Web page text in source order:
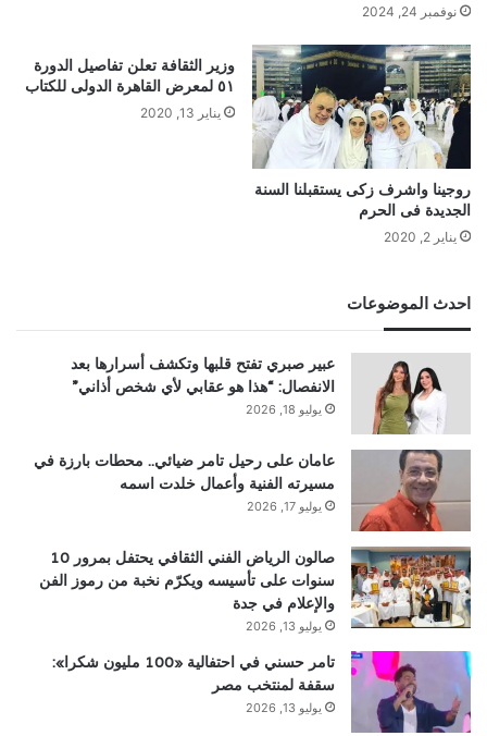
نوفمبر 24, 2024
روجينا واشرف زكى يستقبلنا السنة
الجديدة فى الحرم
يناير 2, 2020
وزير الثقافة تعلن تفاصيل الدورة
٥١ لمعرض القاهرة الدولى للكتاب
يناير 13, 2020
احدث الموضوعات
عبير صبري تفتح قلبها وتكشف أسرارها بعد
الانفصال: “هذا هو عقابي لأي شخص أذاني”
يوليو 18, 2026
عامان على رحيل تامر ضيائي.. محطات بارزة في
مسيرته الفنية وأعمال خلدت اسمه
يوليو 17, 2026
صالون الرياض الفني الثقافي يحتفل بمرور 10
سنوات على تأسيسه ويكرّم نخبة من رموز الفن
والإعلام في جدة
يوليو 13, 2026
تامر حسني في احتفالية «100 مليون شكرا»:
سقفة لمنتخب مصر
يوليو 13, 2026